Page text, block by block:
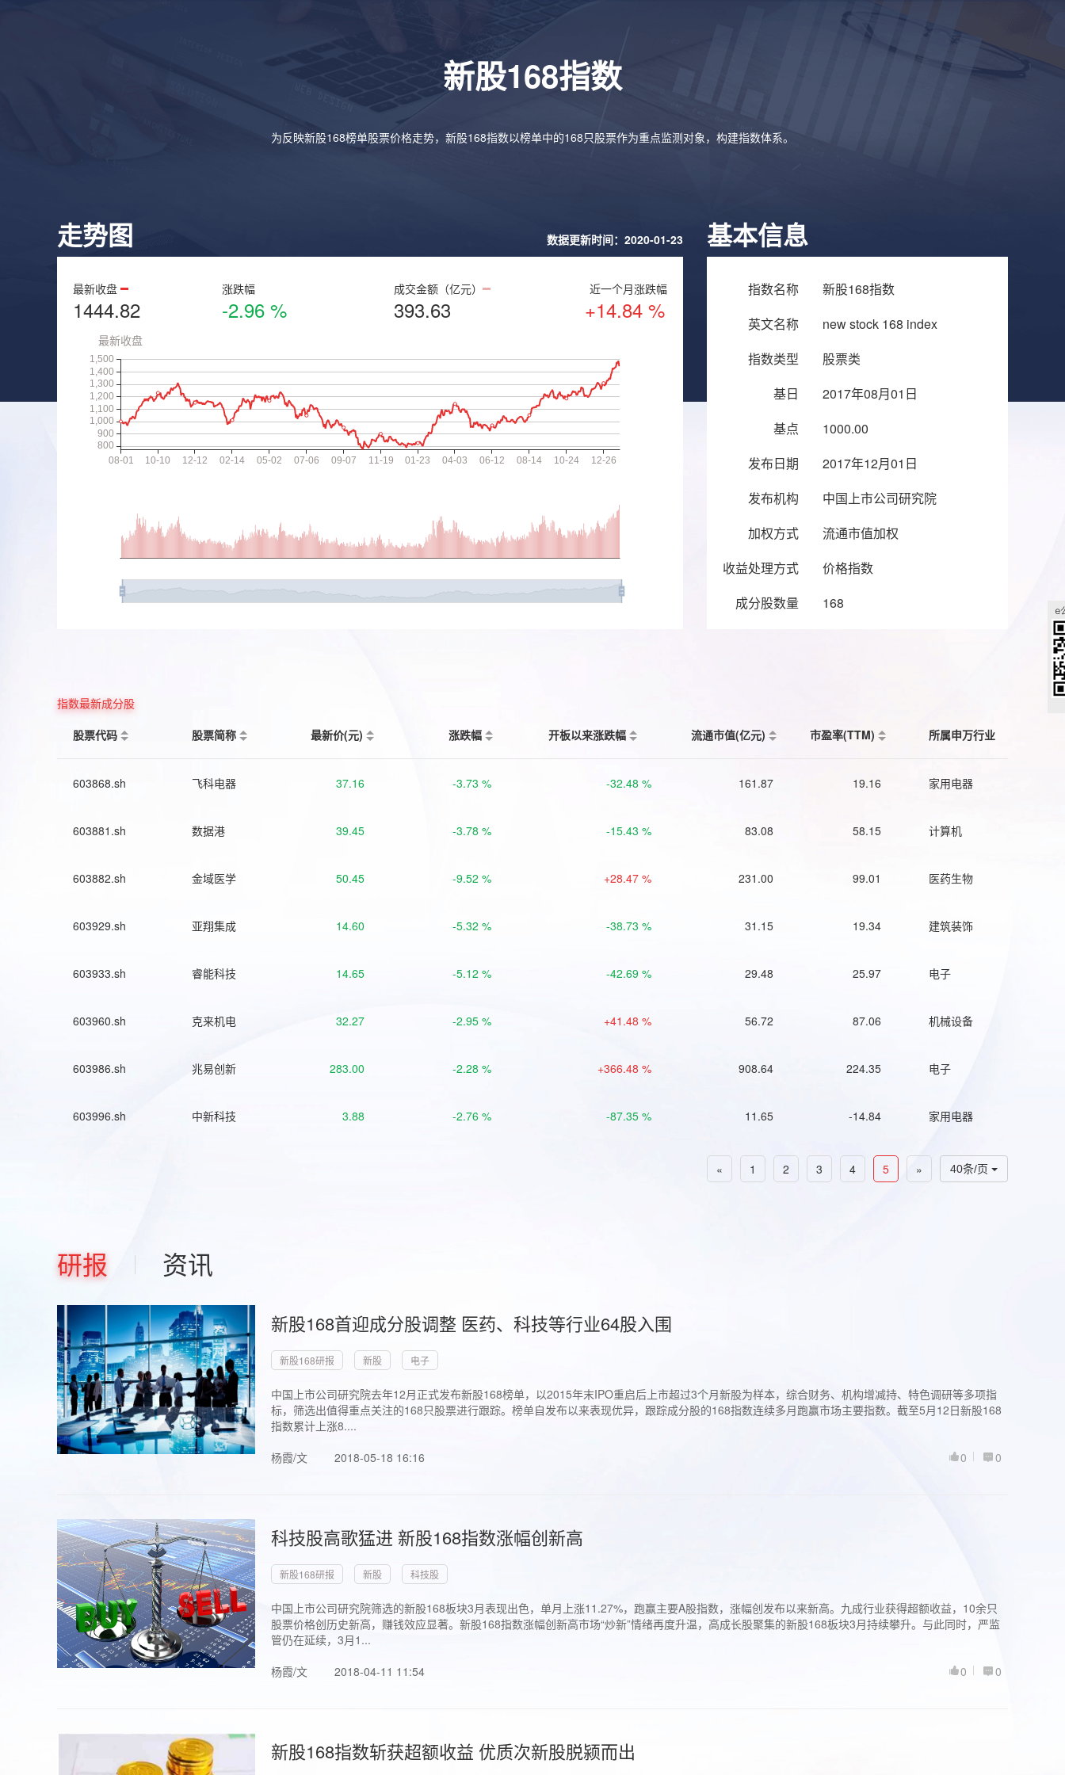
新股168指数
为反映新股168榜单股票价格走势，新股168指数以榜单中的168只股票作为重点监测对象，构建指数体系。
走势图 数据更新时间：2020-01-23
最新收盘
1444.82
涨跌幅
-2.96 %
成交金额（亿元）
393.63
近一个月涨跌幅
+14.84 %
基本信息
指数名称
新股168指数
英文名称
new stock 168 index
指数类型
股票类
基日
2017年08月01日
基点
1000.00
发布日期
2017年12月01日
发布机构
中国上市公司研究院
加权方式
流通市值加权
收益处理方式
价格指数
成分股数量
168
指数最新成分股
股票代码
股票简称 最新价(元) 涨跌幅 开板以来涨跌幅 流通市值(亿元) 市盈率(TTM) 所属申万行业
603868.sh 飞科电器 37.16 -3.73 % -32.48 % 161.87 19.16 家用电器
603881.sh 数据港 39.45 -3.78 % -15.43 % 83.08 58.15 计算机
603882.sh 金域医学 50.45 -9.52 % +28.47 % 231.00 99.01 医药生物
603929.sh 亚翔集成 14.60 -5.32 % -38.73 % 31.15 19.34 建筑装饰
603933.sh 睿能科技 14.65 -5.12 % -42.69 % 29.48 25.97 电子
603960.sh 克来机电 32.27 -2.95 % +41.48 % 56.72 87.06 机械设备
603986.sh 兆易创新 283.00 -2.28 % +366.48 % 908.64 224.35 电子
603996.sh 中新科技 3.88 -2.76 % -87.35 % 11.65 -14.84 家用电器
40条/页
« 1 2 3 4 5 »
研报 资讯
新股168首迎成分股调整 医药、科技等行业64股入围
新股168研报 新股 电子
中国上市公司研究院去年12月正式发布新股168榜单，以2015年末IPO重启后上市超过3个月新股为样本，综合财务、机构增减持、特色调研等多项指
标，筛选出值得重点关注的168只股票进行跟踪。榜单自发布以来表现优异，跟踪成分股的168指数连续多月跑赢市场主要指数。截至5月12日新股168
指数累计上涨8....
杨霞/文
2018-05-18 16:16 0
0
科技股高歌猛进 新股168指数涨幅创新高
新股168研报 新股 科技股
中国上市公司研究院筛选的新股168板块3月表现出色，单月上涨11.27%，跑赢主要A股指数，涨幅创发布以来新高。九成行业获得超额收益，10余只
股票价格创历史新高，赚钱效应显著。新股168指数涨幅创新高市场“炒新”情绪再度升温，高成长股聚集的新股168板块3月持续攀升。与此同时，严监
管仍在延续，3月1...
杨霞/文
2018-04-11 11:54 0
0
新股168指数斩获超额收益 优质次新股脱颍而出